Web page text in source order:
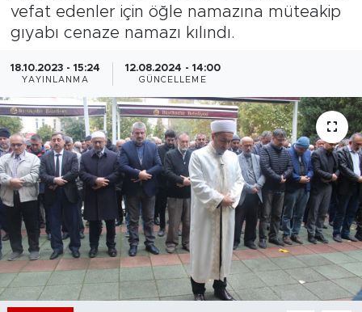
vefat edenler için öğle namazına müteakip
gıyabı cenaze namazı kılındı.
18.10.2023 - 15:24
YAYINLANMA
12.08.2024 - 14:00
GÜNCELLEME
Sanat
Bölge
Teknoloji
Magazin
Dünya
Sektör